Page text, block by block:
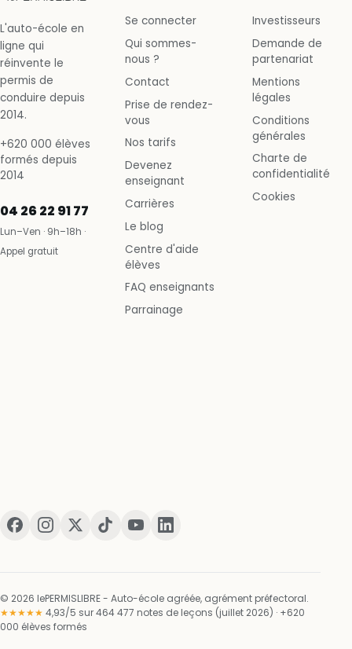
L'auto-école en
ligne qui
réinvente le
permis de
conduire depuis
2014.
+620 000 élèves
formés depuis
2014
04 26 22 91 77
Lun–Ven · 9h–18h ·
Appel gratuit
Se connecter
Qui sommes-
nous ?
Contact
Prise de rendez-
vous
Nos tarifs
Devenez
enseignant
Carrières
Le blog
Centre d'aide
élèves
FAQ enseignants
Parrainage
Investisseurs
Demande de
partenariat
Mentions
légales
Conditions
générales
Charte de
confidentialité
Cookies
© 2026 lePERMISLIBRE - Auto-école agréée, agrément préfectoral.
★★★★★ 4,93/5 sur 464 477 notes de leçons (juillet 2026) · +620
000 élèves formés